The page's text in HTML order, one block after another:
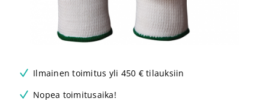
Ilmainen toimitus yli 450 € tilauksiin
Nopea toimitusaika!